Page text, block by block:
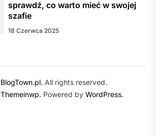
sprawdź, co warto mieć w swojej
szafie
18 Czerwca 2025
BlogTown.pl. All rights reserved.
Themeinwp. Powered by WordPress.